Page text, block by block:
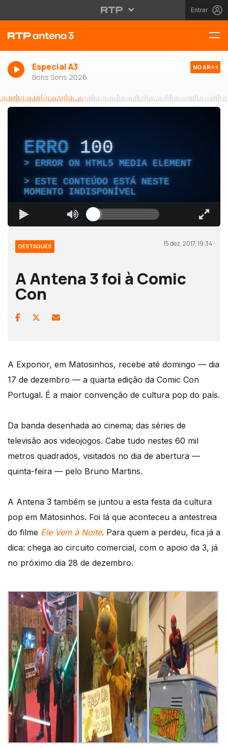
Entrar
Especial A3
Bons Sons 2026
NO AR
ERRO 100
ERROR ON HTML5 MEDIA ELEMENT
ESTE CONTEÚDO ESTÁ NESTE
MOMENTO INDISPONÍVEL
DESTAQUES 15 dez, 2017, 19:34
A Antena 3 foi à Comic
Con
A Exponor, em Matosinhos, recebe até domingo — dia
17 de dezembro — a quarta edição da Comic Con
Portugal. É a maior convenção de cultura pop do país.
Da banda desenhada ao cinema; das séries de
televisão aos videojogos. Cabe tudo nestes 60 mil
metros quadrados, visitados no dia de abertura —
quinta-feira — pelo Bruno Martins.
A Antena 3 também se juntou a esta festa da cultura
pop em Matosinhos. Foi lá que aconteceu a antestreia
do filme Ele Vem à Noite. Para quem a perdeu, fica já a
dica: chega ao circuito comercial, com o apoio da 3, já
no próximo dia 28 de dezembro.